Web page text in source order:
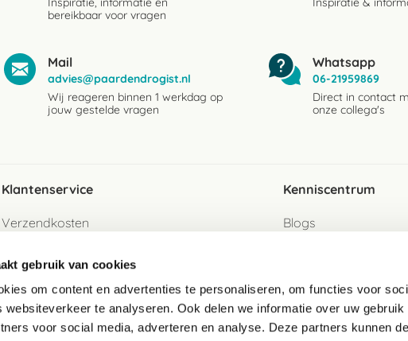
gebruik van cookies
om content en advertenties te personaliseren, om functies voor
websiteverkeer te analyseren. Ook delen we informatie over uw gebruik
voor social media, adverteren en analyse. Deze partners kunnen
bereikbaar voor vragen
Mail
advies@paardendrogist.nl
Wij reageren binnen 1 werkdag op
jouw gestelde vragen
Whatsapp
06-21959869
Direct in contact
onze collega's
Klantenservice
Verzendkosten
Betaalwijzen
Retour
Retour sturen als gast
Kenniscentrum
Blogs